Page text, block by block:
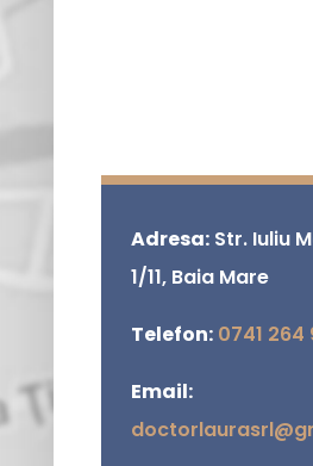
Adresa:Str. Iuliu
1/11, Baia Mare
Telefon: 0741 264
Email: